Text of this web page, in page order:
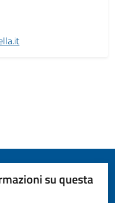
su questa